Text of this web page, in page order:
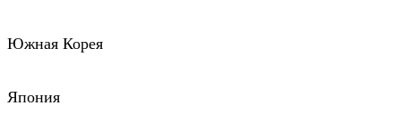
Южная Корея
Япония